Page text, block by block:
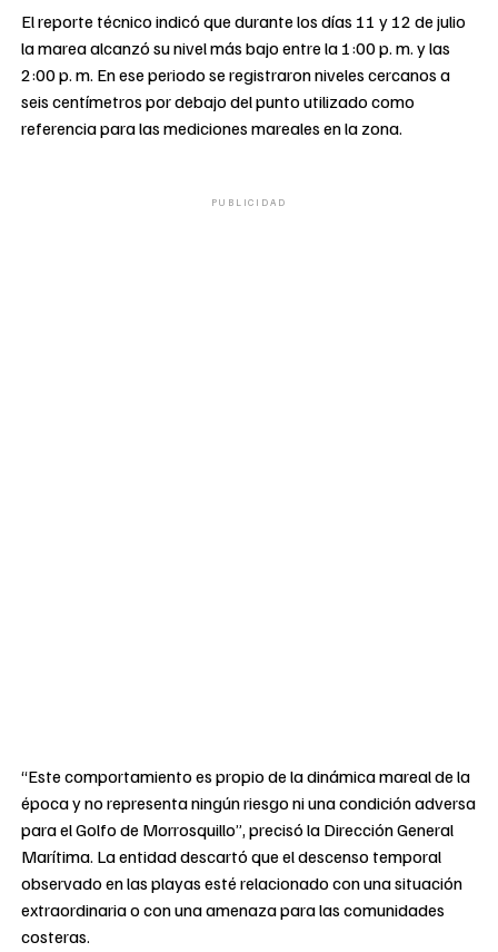
El reporte técnico indicó que durante los días 11 y 12 de julio
la marea alcanzó su nivel más bajo entre la 1:00 p. m. y las
2:00 p. m. En ese periodo se registraron niveles cercanos a
seis centímetros por debajo del punto utilizado como
referencia para las mediciones mareales en la zona.
PUBLICIDAD
“Este comportamiento es propio de la dinámica mareal de la
época y no representa ningún riesgo ni una condición adversa
para el Golfo de Morrosquillo”, precisó la Dirección General
Marítima. La entidad descartó que el descenso temporal
observado en las playas esté relacionado con una situación
extraordinaria o con una amenaza para las comunidades
costeras.